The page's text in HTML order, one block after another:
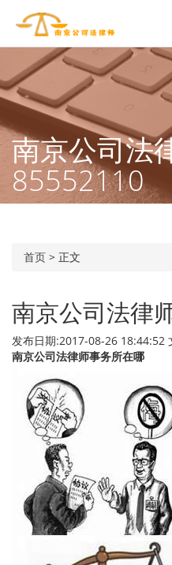
南京公司法
85552110
首页 > 正文
南京公司法律
发布日期:2017-08-26 18:44:52
南京公司法律师事务所在哪